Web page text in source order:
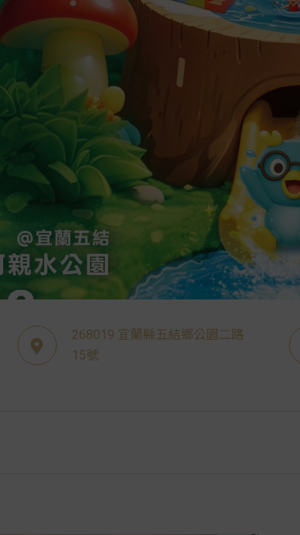
268019 宜蘭縣五結鄉公園二路
15號